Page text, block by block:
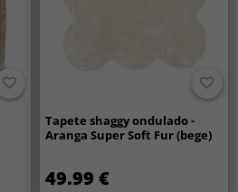
Tapete shaggy ondulado -
Aranga Super Soft Fur (bege)
49.99 €